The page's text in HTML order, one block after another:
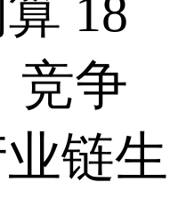
18
竞争
链生